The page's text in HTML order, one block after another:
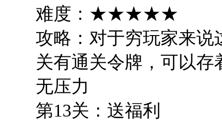
难度：★★★★★
攻略：对于穷玩家来说
关有通关令牌，可以
无压力
第13关：送福利